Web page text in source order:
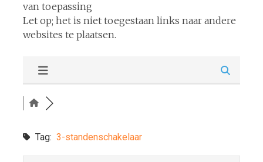
van toepassing
Let op; het is niet toegestaan links naar andere
websites te plaatsen.
Tag: 3-standenschakelaar